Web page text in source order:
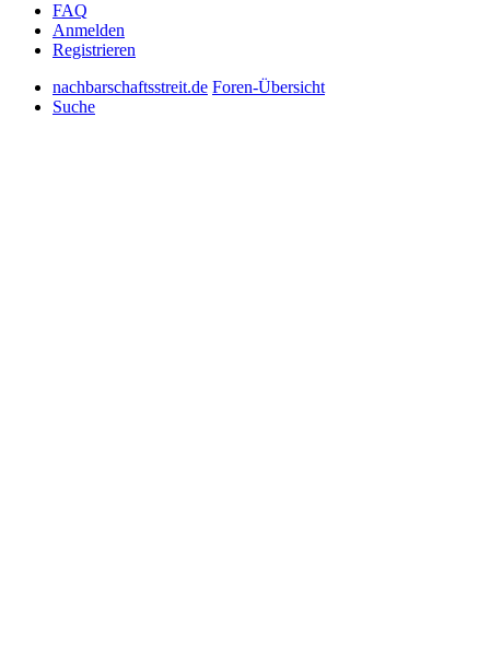
FAQ
Anmelden
Registrieren
nachbarschaftsstreit.de Foren-Übersicht
Suche